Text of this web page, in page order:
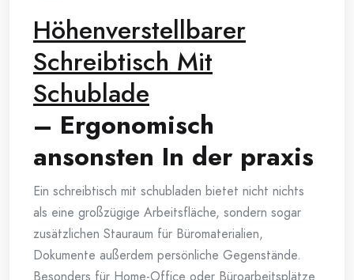
Höhenverstellbarer
Schreibtisch Mit
Schublade
– Ergonomisch
ansonsten In der praxis
Ein schreibtisch mit schubladen bietet nicht nichts
als eine großzügige Arbeitsfläche, sondern sogar
zusätzlichen Stauraum für Büromaterialien,
Dokumente außerdem persönliche Gegenstände.